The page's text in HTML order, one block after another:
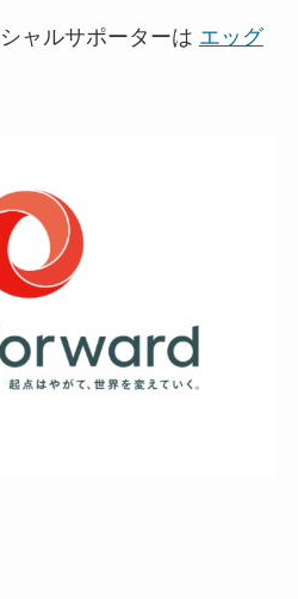
ャルサポーターは エッグ